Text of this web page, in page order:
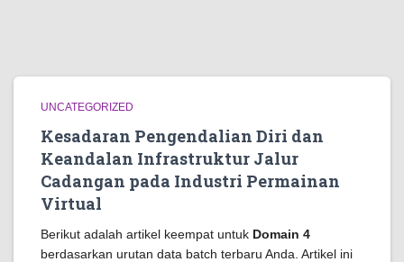
UNCATEGORIZED
Kesadaran Pengendalian Diri dan
Keandalan Infrastruktur Jalur
Cadangan pada Industri Permainan
Virtual
Berikut adalah artikel keempat untuk Domain 4
berdasarkan urutan data batch terbaru Anda. Artikel ini